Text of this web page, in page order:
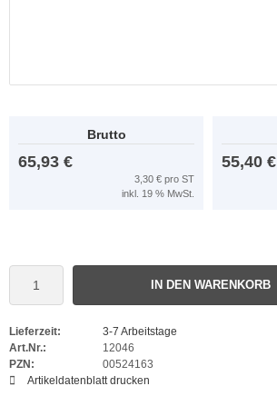
Brutto
65,93 €
3,30 € pro ST
inkl. 19 % MwSt.
55,40 €
IN DEN WARENKORB
Lieferzeit:
3-7 Arbeitstage
Art.Nr.:
12046
PZN:
00524163
Artikeldatenblatt drucken